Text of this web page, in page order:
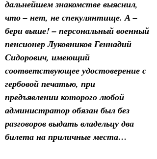
дальнейшем знакомстве выяснил,
что – нет, не спекулянтище. А –
бери выше! – персональный военный
пенсионер Луковников Геннадий
Сидорович, имеющий
соответствующее удостоверение с
гербовой печатью, при
предъявлении которого любой
администратор обязан был без
разговоров выдать владельцу два
билета на приличные места…